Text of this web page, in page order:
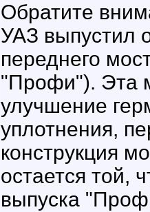
Обратите
УАЗ выпустил
переднего
"Профи"). Эта
улучшение
уплотнения,
конструкция
остается той,
выпуска